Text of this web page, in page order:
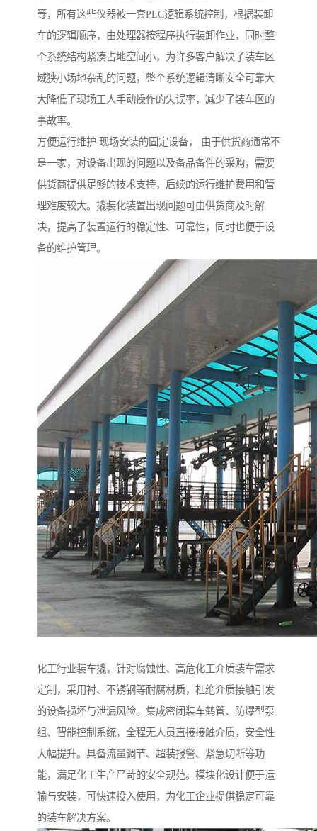
等，所有这些仪器被一套PLC逻辑系统控制，根据装卸
车的逻辑顺序，由处理器按程序执行装卸作业，同时整
个系统结构紧凑占地空间小，为许多客户解决了装车区
域狭小场地杂乱的问题，整个系统逻辑清晰安全可靠大
大降低了现场工人手动操作的失误率，减少了装车区的
事故率。
方便运行维护.现场安装的固定设备， 由于供货商通常不
是一家，对设备出现的问题以及备品备件的采购，需要
供货商提供足够的技术支持，后续的运行维护费用和管
理难度较大。撬装化装置出现问题可由供货商及时解
决，提高了装置运行的稳定性、可靠性，同时也便于设
备的维护管理。
化工行业装车撬，针对腐蚀性、高危化工介质装车需求
定制，采用衬、不锈钢等耐腐材质，杜绝介质接触引发
的设备损坏与泄漏风险。集成密闭装车鹤管、防爆型泵
组、智能控制系统，全程无人员直接接触介质，安全性
大幅提升。具备流量调节、超装报警、紧急切断等功
能，满足化工生产严苛的安全规范。模块化设计便于运
输与安装，可快速投入使用，为化工企业提供稳定可靠
的装车解决方案。